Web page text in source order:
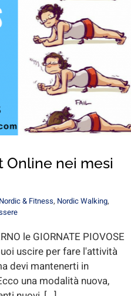
Online nei mesi
Nordic & Fitness, Nordic Walking,
le GIORNATE PIOVOSE
uscire per fare l'attività
devi mantenerti in
una modalità nuova,